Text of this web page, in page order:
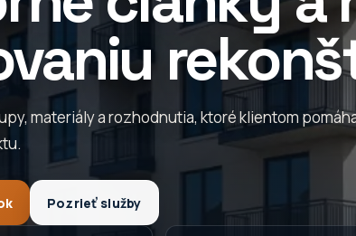
materiály a rozhodnutia, ktoré klientom
Pozrieť služby